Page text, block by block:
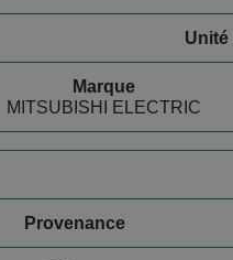
Unité
Marque
MITSUBISHI ELECTRIC
Provenance